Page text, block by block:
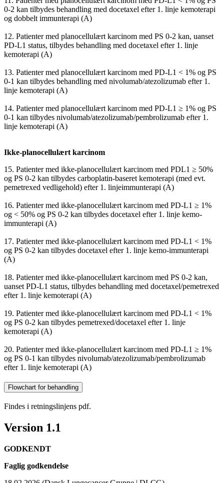
0-2 kan tilbydes behandling med docetaxel efter 1. linje kemoterapi
og dobbelt immunterapi (A)
12. Patienter med planocellulært karcinom med PS 0-2 kan, uanset
PD-L1 status, tilbydes behandling med docetaxel efter 1. linje
kemoterapi (A)
13. Patienter med planocellulært karcinom med PD-L1 < 1% og PS
0-1 kan tilbydes behandling med nivolumab/atezolizumab efter 1.
linje kemoterapi (A)
14. Patienter med planocellulært karcinom med PD-L1 ≥ 1% og PS
0-1 kan tilbydes nivolumab/atezolizumab/pembrolizumab efter 1.
linje kemoterapi (A)
Ikke-planocellulært karcinom
15. Patienter med ikke-planocellulært karcinom med PDL1 ≥ 50%
og PS 0-2 kan tilbydes carboplatin-baseret kemoterapi (med evt.
pemetrexed vedligehold) efter 1. linjeimmunterapi (A)
16. Patienter med ikke-planocellulært karcinom med PD-L1 ≥ 1%
og < 50% og PS 0-2 kan tilbydes docetaxel efter 1. linje kemo-
immunterapi (A)
17. Patienter med ikke-planocellulært karcinom med PD-L1 < 1%
og PS 0-2 kan tilbydes docetaxel efter 1. linje kemo-immunterapi
(A)
18. Patienter med ikke-planocellulært karcinom med PS 0-2 kan,
uanset PD-L1 status, tilbydes behandling med docetaxel/pemetrexed
efter 1. linje kemoterapi (A)
19. Patienter med ikke-planocellulært karcinom med PD-L1 < 1%
og PS 0-2 kan tilbydes pemetrexed/docetaxel efter 1. linje
kemoterapi (A)
20. Patienter med ikke-planocellulært karcinom med PD-L1 ≥ 1%
og PS 0-1 kan tilbydes nivolumab/atezolizumab/pembrolizumab
efter 1. linje kemoterapi (A)
Flowchart for behandling
Findes i retningslinjens pdf.
Version 1.1
GODKENDT
Faglig godkendelse